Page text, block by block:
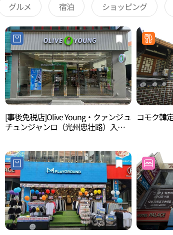
グルメ 宿泊 ショッピング
[事後免税店]Olive Young・クァンジュ
チュンジャンロ（光州忠壮路）入口
コモク韓